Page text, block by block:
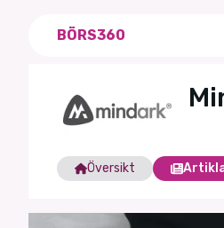
BÖRS360
Översikt